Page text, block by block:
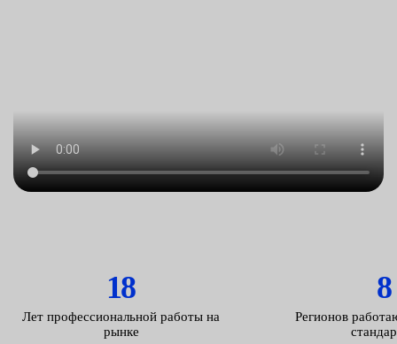
18
Лет профессиональной работы на
рынке
8
Регионов